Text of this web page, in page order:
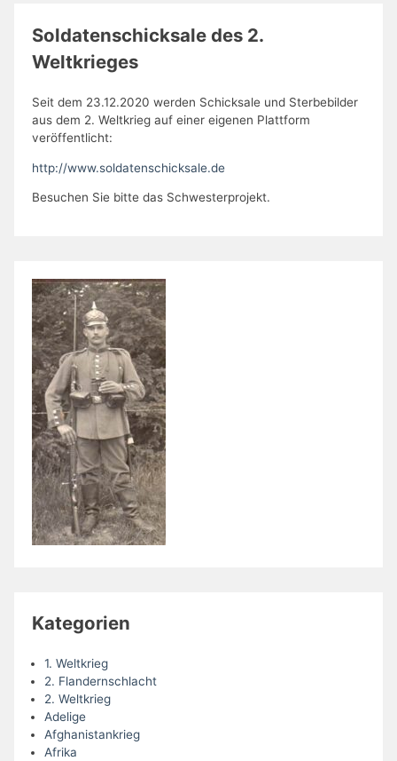
Soldatenschicksale des 2.
Weltkrieges
Seit dem 23.12.2020 werden Schicksale und Sterbebilder
aus dem 2. Weltkrieg auf einer eigenen Plattform
veröffentlicht:
http://www.soldatenschicksale.de
Besuchen Sie bitte das Schwesterprojekt.
Kategorien
1. Weltkrieg
2. Flandernschlacht
2. Weltkrieg
Adelige
Afghanistankrieg
Afrika